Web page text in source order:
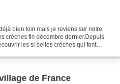
bien loin mais je reviens sur notre
crèches fin décembre dernier.Depuis
les si belles crèches qui font
de France